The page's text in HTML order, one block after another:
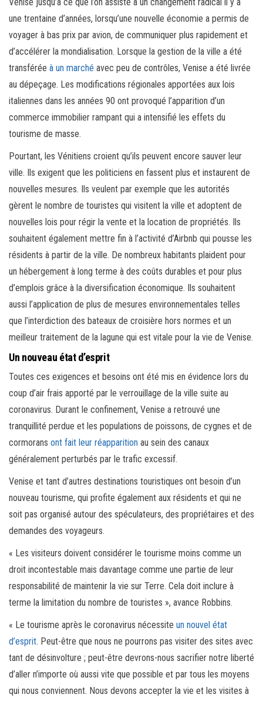
une trentaine d’années, lorsqu’une nouvelle économie a permis de
voyager à bas prix par avion, de communiquer plus rapidement et
d’accélérer la mondialisation. Lorsque la gestion de la ville a été
transférée à un marché avec peu de contrôles, Venise a été livrée
au dépeçage. Les modifications régionales apportées aux lois
italiennes dans les années 90 ont provoqué l’apparition d’un
commerce immobilier rampant qui a intensifié les effets du
tourisme de masse.
Pourtant, les Vénitiens croient qu’ils peuvent encore sauver leur
ville. Ils exigent que les politiciens en fassent plus et instaurent de
nouvelles mesures. Ils veulent par exemple que les autorités
gèrent le nombre de touristes qui visitent la ville et adoptent de
nouvelles lois pour régir la vente et la location de propriétés. Ils
souhaitent également mettre fin à l’activité d’Airbnb qui pousse les
résidents à partir de la ville. De nombreux habitants plaident pour
un hébergement à long terme à des coûts durables et pour plus
d’emplois grâce à la diversification économique. Ils souhaitent
aussi l’application de plus de mesures environnementales telles
que l’interdiction des bateaux de croisière hors normes et un
meilleur traitement de la lagune qui est vitale pour la vie de Venise.
Un nouveau état d’esprit
Toutes ces exigences et besoins ont été mis en évidence lors du
coup d’air frais apporté par le verrouillage de la ville suite au
coronavirus. Durant le confinement, Venise a retrouvé une
tranquillité perdue et les populations de poissons, de cygnes et de
cormorans ont fait leur réapparition au sein des canaux
généralement perturbés par le trafic excessif.
Venise et tant d’autres destinations touristiques ont besoin d’un
nouveau tourisme, qui profite également aux résidents et qui ne
soit pas organisé autour des spéculateurs, des propriétaires et des
demandes des voyageurs.
« Les visiteurs doivent considérer le tourisme moins comme un
droit incontestable mais davantage comme une partie de leur
responsabilité de maintenir la vie sur Terre. Cela doit inclure à
terme la limitation du nombre de touristes », avance Robbins.
« Le tourisme après le coronavirus nécessite un nouvel état
d’esprit. Peut-être que nous ne pourrons pas visiter des sites avec
tant de désinvolture ; peut-être devrons-nous sacrifier notre liberté
d’aller n’importe où aussi vite que possible et par tous les moyens
qui nous conviennent. Nous devons accepter la vie et les visites à